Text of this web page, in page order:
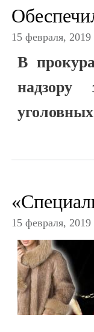
15 февраля,
В
надзору
15 февраля,